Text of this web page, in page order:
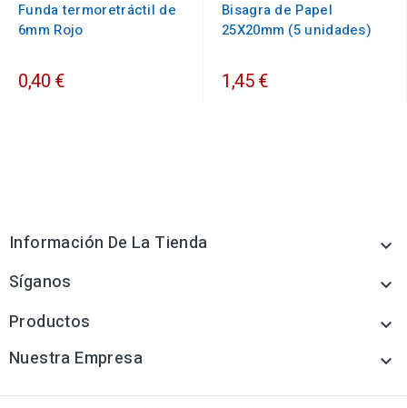
Funda termoretráctil de
6mm Rojo
0,40 €
Bisagra de Papel
25X20mm (5 unidades)
1,45 €
Información De La Tienda 
Síganos 
Productos 
Nuestra Empresa 